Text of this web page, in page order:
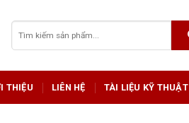
kiếm:
THIỆU LIÊN HỆ TÀI LIỆU KỸ THUẬT